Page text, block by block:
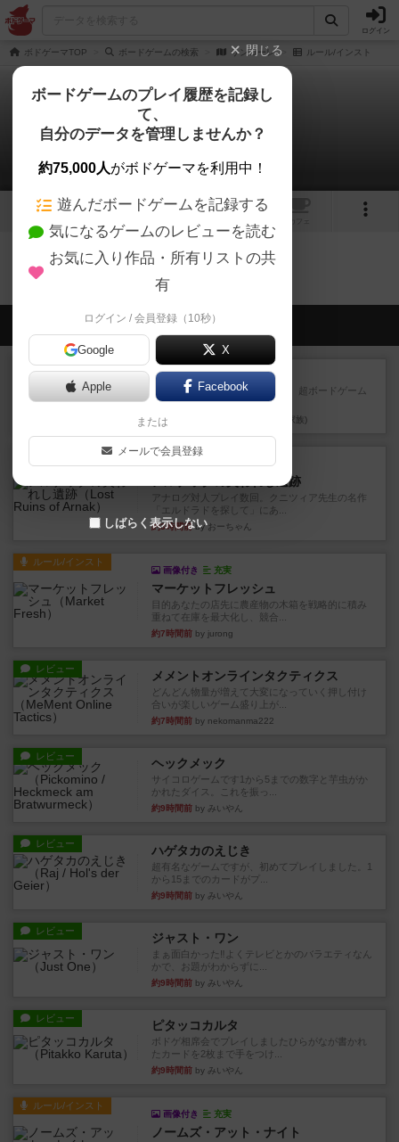
ログイン
ボドゲーマTOP ボードゲームの検索 サンコーレ ルール/インスト
サンコーレ
0件のルール/インスト
4 4
サンコーレのトップに戻る
会員の新しい投稿
レビュー デクリプト
プレイ感がしっかりしてるから、超ボードゲーム
やったなって感じ。パーティ...
21分前 by ヒロ(新！ボードゲーム家族)
アルナックの失われし遺跡
アナログ対人プレイ数回。クニツィア先生の名作
「エルドラドを探して」にあ...
約3時間前by おーちゃん
ルール/インスト
画像付き 充実
マーケットフレッシュ
目的あなたの店先に農産物の木箱を戦略的に積み
重ねて在庫を最大化し、競合...
約7時間前 by jurong
レビュー メメントオンラインタクティクス
どんどん物量が増えて大変になっていく押し付け
合いが楽しいゲーム盛り上が...
約7時間前 by nekomanma222
レビュー ヘックメック
サイコロゲームです1から5までの数字と芋虫がか
かれたダイス。これを振っ...
約9時間前 by みいやん
レビュー ハゲタカのえじき
超有名なゲームですが、初めてプレイしました。1
から15までのカードがプ...
約9時間前 by みいやん
レビュー ジャスト・ワン
まぁ面白かった‼️よくテレビとかのバラエティなん
かで、お題がわからずに...
約9時間前 by みいやん
レビュー ピタッコカルタ
ボドゲ相席会でプレイしましたひらがなが書かれ
たカードを2枚まで手をつけ...
約9時間前 by みいやん
ルール/インスト
画像付き 充実
ノームズ・アット・ナイト
閉じる
ボードゲームのプレイ履歴を記録し
て、
自分のデータを管理しませんか？
約75,000人がボドゲーマを利用中！
遊んだボードゲームを記録する
気になるゲームのレビューを読む
お気に入り作品・所有リストの共
有
ログイン / 会員登録（10秒）
Google X
Apple Facebook
または
メールで会員登録
しばらく表示しない